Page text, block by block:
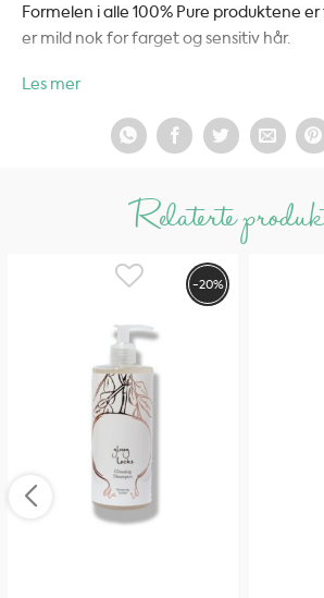
Formelen i alle 100% Pure produktene
er mild nok for farget og sensitiv hår.
Inneholder ikke syntetiske kjemikalier,
andre sterke ingredienser, og er
Produkter fra 100% Pure er fremstilt av
ingredienser på en økologisk måte helt
tilsetningsstoffer, syntetiske
skadelige ingredienser.
Produktene er 100% naturlige, 100%
Les mer
Relaterte
-20%